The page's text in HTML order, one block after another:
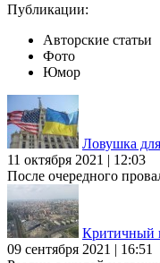
Публикации:
Авторские статьи
Фото
Юмор
Ловушка
11 октября 2021 | 12:03
После очередного
Критичный
09 сентября 2021 | 16:51